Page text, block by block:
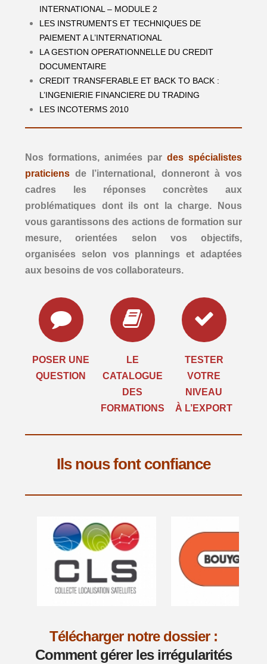
Ressources Humaines
À PROPOS
Qui sommes-nous ?
Présentation
Nos engagements
Mentions légales
Références
Boîte à outils
LANGUE :
INTERNATIONAL – MODULE 2
LES INSTRUMENTS ET TECHNIQUES DE
PAIEMENT A L’INTERNATIONAL
LA GESTION OPERATIONNELLE DU CREDIT
DOCUMENTAIRE
CREDIT TRANSFERABLE ET BACK TO BACK :
L’INGENIERIE FINANCIERE DU TRADING
LES INCOTERMS 2010
Nos formations, animées par des spécialistes
praticiens de l’international, donneront à vos
cadres les réponses concrètes aux
problématiques dont ils ont la charge. Nous
vous garantissons des actions de formation sur
mesure, orientées selon vos objectifs,
organisées selon vos plannings et adaptées
aux besoins de vos collaborateurs.
POSER UNE
QUESTION
LE
CATALOGUE
DES
FORMATIONS
TESTER
VOTRE
NIVEAU
À L’EXPORT
Ils nous font confiance
Télécharger notre dossier :
Comment gérer les irrégularités